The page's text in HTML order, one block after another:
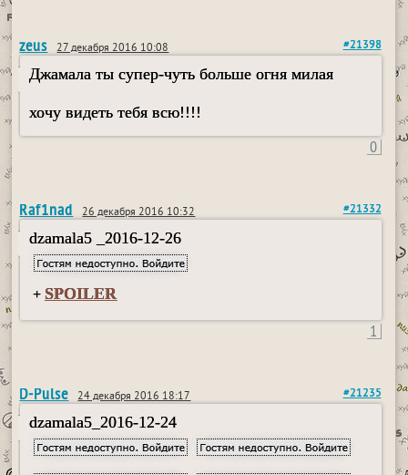
zeus 27 декабря 2016 10:08 #21398
Джамала ты супер-чуть больше огня милая
хочу видеть тебя всю!!!!
0
Raf1nad 26 декабря 2016 10:32 #21332
dzamala5 _2016-12-26
+ SPOILER
1
D-Pulse 24 декабря 2016 18:17 #21235
dzamala5_2016-12-24